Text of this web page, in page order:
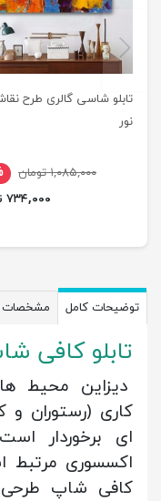
تابلو شاسی گالری طرح
نور
۱,۰۸۵,۰۰۰ تومان
۷۳۴,۰۰۰ تومان
previus
توضیحات کامل مشخصات
تابلو کافی
دیزاین محیط
کاری (رستوران
ای برخوردار
اکسسوری مرتبط
کافی شاپ